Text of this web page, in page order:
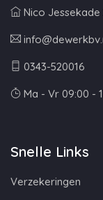
Nico Jessekade
0343-520016
Ma - Vr 09:00 -
Snelle Links
Verzekeringen